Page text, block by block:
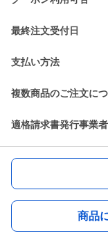
最終注文受付日
支払い方法
複数商品のご注文に
適格請求書発行事業
商品